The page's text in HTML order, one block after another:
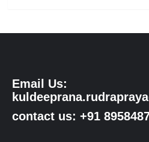
Email Us:
contact us: +91